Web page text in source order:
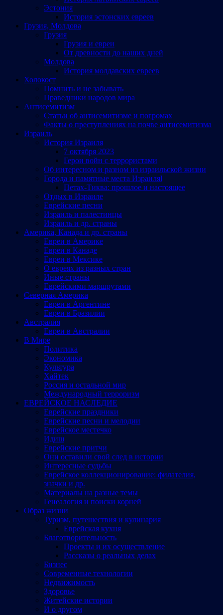
Эстония
История эстонских евреев
Грузия, Молдова
Грузия
Грузия и евреи
От древности до наших дней
Молдова
История молдавских евреев
Холокост
Помнить и не забывать
Праведники народов мира
Антисемитизм
Статьи об антисемитизме и погромах
Факты о преступлениях на почве антисемитизма
Израиль
История Израиля
7 октября 2023
Герои войн с террористами
Об интересном и разном из израильской жизни
Города и памятные места Израиляl
Петах-Тиква: прошлое и настоящее
Отдых в Израиле
Еврейские песни
Израиль и палестинцы
Израиль и др. страны
Америка, Канада и др. страны
Евреи в Америке
Евреи в Канаде
Евреи в Мексике
О евреях из разных стран
Иные страны
Еврейскими маршрутами
Северная Америка
Евреи в Аргентине
Евреи в Бразилии
Австралия
Евреи в Австралии
В Мире
Политика
Экономика
Культура
Хайтек
Россия и остальной мир
Международный терроризм
ЕВРЕЙСКОЕ НАСЛЕДИЕ
Еврейские праздники
Еврейские песни и мелодии
Еврейское местечко
Идиш
Еврейские притчи
Они оставили свой след в истории
Интересные судьбы
Еврейское коллекционирование: филателия,
значки и др.
Материалы на разные темы
Генеалогия и поиски корней
Образ жизни
Туризм, путешествия и кулинария
Еврейская кухня
Благотворительность
Проекты и их осуществление
Рассказы о реальных делах
Бизнес
Современные технологии
Недвижимость
Здоровье
Житейские истории
И о другом